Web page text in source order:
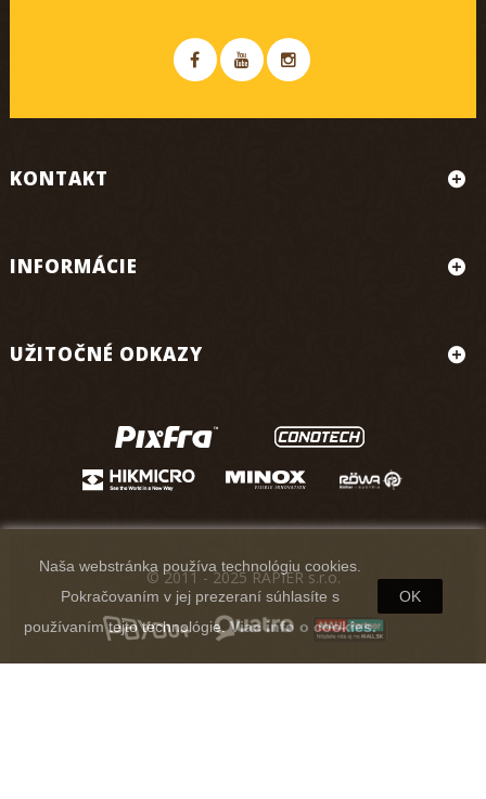
KONTAKT
INFORMÁCIE
UŽITOČNÉ ODKAZY
Naša webstránka používa technológiu cookies.
Pokračovaním v jej prezeraní súhlasíte s
používaním tejto technológie.Viac info o cookies.
OK
© 2011 - 2025 RAPIER s.r.o.